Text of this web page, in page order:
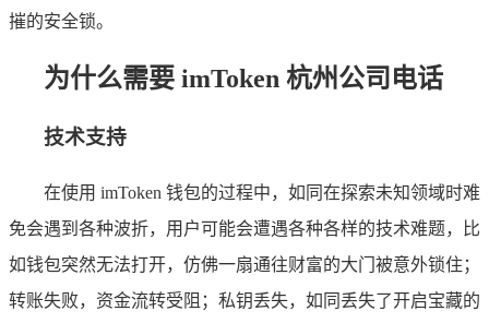
摧的安全锁。
为什么需要 imToken 杭州公司电话
技术支持
在使用 imToken 钱包的过程中，如同在探索未知领域时难
免会遇到各种波折，用户可能会遭遇各种各样的技术难题，比
如钱包突然无法打开，仿佛一扇通往财富的大门被意外锁住；
转账失败，资金流转受阻；私钥丢失，如同丢失了开启宝藏的